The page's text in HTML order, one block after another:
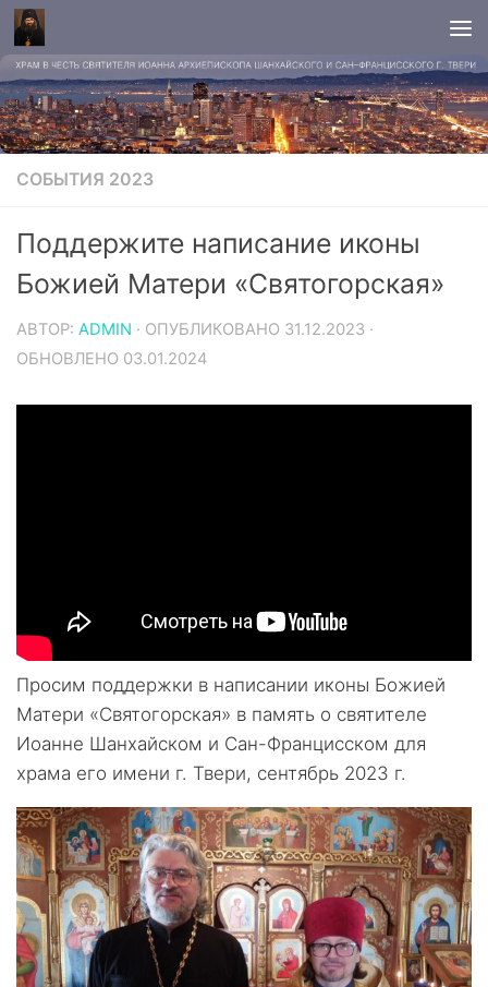
СОБЫТИЯ 2023
Поддержите написание иконы
Божией Матери «Святогорская»
АВТОР: ADMIN · ОПУБЛИКОВАНО 31.12.2023 ·
ОБНОВЛЕНО 03.01.2024
Просим поддержки в написании иконы Божией
Матери «Святогорская» в память о святителе
Иоанне Шанхайском и Сан-Францисском для
храма его имени г. Твери, сентябрь 2023 г.